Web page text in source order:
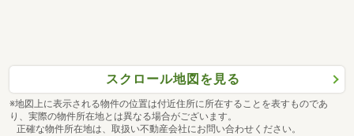
スクロール地図を見る
※地図上に表示される物件の位置は付近住所に所在することを表すものであ
り、実際の物件所在地とは異なる場合がございます。
正確な物件所在地は、取扱い不動産会社にお問い合わせください。